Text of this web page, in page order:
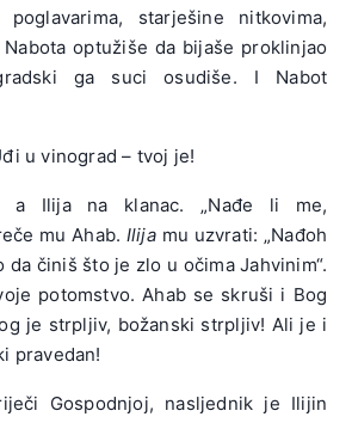
starješine nitkovima,
optužiše da bijaše proklinjao
ga suci osudiše. I Nabot
u vinograd – tvoj je!
a Ilija na klanac. „Nađe li me,
mu Ahab. Ilijamu uzvrati: „Nađoh
činiš što je zlo u očima Jahvinim“.
potomstvo. Ahab se skruši i Bog
je strpljiv, božanski strpljiv! Ali je i
pravedan!
Gospodnjoj, nasljednik je Ilijin